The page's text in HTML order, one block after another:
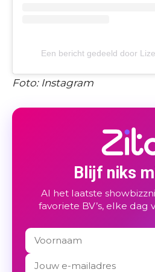
Een bericht gedeeld door
Foto: Instagram
Blijf niks
Al het laatste
favoriete BV’s, elke dag